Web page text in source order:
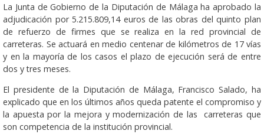
La Junta de Gobierno de la Diputación de Málaga ha aprobado la
adjudicación por 5.215.809,14 euros de las obras del quinto plan
de refuerzo de firmes que se realiza en la red provincial de
carreteras. Se actuará en medio centenar de kilómetros de 17 vías
y en la mayoría de los casos el plazo de ejecución será de entre
dos y tres meses.
El presidente de la Diputación de Málaga, Francisco Salado, ha
explicado que en los últimos años queda patente el compromiso y
la apuesta por la mejora y modernización de las carreteras que
son competencia de la institución provincial.